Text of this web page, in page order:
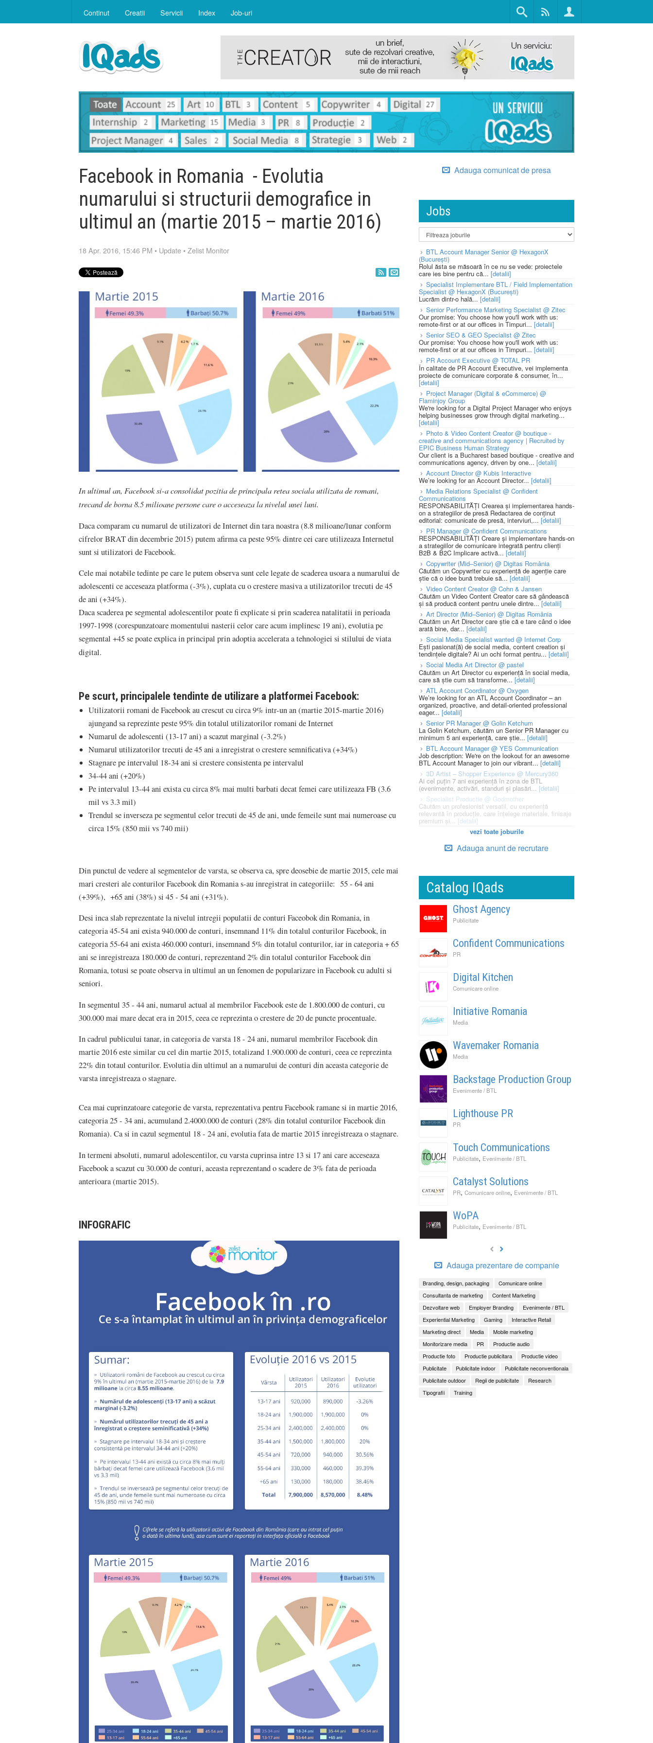
Continut Creatii Servicii Index Job-uri
Facebook in Romania - Evolutia
numarului si structurii demografice in
ultimul an (martie 2015 – martie 2016)
18 Apr. 2016, 15:46 PM • Update •Zelist Monitor
In ultimul an, Facebook si-a consolidat pozitia de principala retea sociala utilizata de romani,
trecand de borna 8.5 milioane persone care o acceseaza la nivelul unei luni.
Daca comparam cu numarul de utilizatori de Internet din tara noastra (8.8 milioane/lunar conform
cifrelor BRAT din decembrie 2015) putem afirma ca peste 95% dintre cei care utilizeaza Internetul
sunt si utilizatori de Facebook.
Cele mai notabile tedinte pe care le putem observa sunt cele legate de scaderea usoara a numarului de
adolescenti ce acceseaza platforma (-3%), cuplata cu o crestere masiva a utilizatorilor trecuti de 45
de ani (+34%).
Daca scaderea pe segmental adolescentilor poate fi explicate si prin scaderea natalitatii in perioada
1997-1998 (corespunzatoare momentului nasterii celor care acum implinesc 19 ani), evolutia pe
segmental +45 se poate explica in principal prin adoptia accelerata a tehnologiei si stilului de viata
digital.
Pe scurt, principalele tendinte de utilizare a platformei Facebook:
Utilizatorii romani de Facebook au crescut cu circa 9% intr-un an (martie 2015-martie 2016)
ajungand sa reprezinte peste 95% din totalul utilizatorilor romani de Internet
Numarul de adolescenti (13-17 ani) a scazut marginal (-3.2%)
Numarul utilizatorilor trecuti de 45 ani a inregistrat o crestere semnificativa (+34%)
Stagnare pe intervalul 18-34 ani si crestere consistenta pe intervalul
34-44 ani (+20%)
Pe intervalul 13-44 ani exista cu circa 8% mai multi barbati decat femei care utilizeaza FB (3.6
mil vs 3.3 mil)
Trendul se inverseza pe segmentul celor trecuti de 45 de ani, unde femeile sunt mai numeroase cu
circa 15% (850 mii vs 740 mii)
Din punctul de vedere al segmentelor de varsta, se observa ca, spre deosebie de martie 2015, cele mai
mari cresteri ale conturilor Facebook din Romania s-au inregistrat in categoriile: 55 - 64 ani
(+39%), +65 ani (38%) si 45 - 54 ani (+31%).
Desi inca slab reprezentate la nivelul intregii populatii de conturi Faceobok din Romania, in
categoria 45-54 ani exista 940.000 de conturi, insemnand 11% din totalul conturilor Facebook, in
categoria 55-64 ani exista 460.000 conturi, insemnand 5% din totalul conturilor, iar in categoria + 65
ani se inregistreaza 180.000 de conturi, reprezentand 2% din totalul conturilor Facebook din
Romania, totusi se poate observa in ultimul an un fenomen de popularizare in Facebook cu adulti si
seniori.
In segmentul 35 - 44 ani, numarul actual al membrilor Facebook este de 1.800.000 de conturi, cu
300.000 mai mare decat era in 2015, ceea ce reprezinta o crestere de 20 de puncte procentuale.
In cadrul publicului tanar, in categoria de varsta 18 - 24 ani, numarul membrilor Facebook din
martie 2016 este similar cu cel din martie 2015, totalizand 1.900.000 de conturi, ceea ce reprezinta
22% din totaul conturilor. Evolutia din ultimul an a numarului de conturi din aceasta categorie de
varsta inregistreaza o stagnare.
Cea mai cuprinzatoare categorie de varsta, reprezentativa pentru Facebook ramane si in martie 2016,
categoria 25 - 34 ani, acumuland 2.4000.000 de conturi (28% din totalul conturilor Facebook din
Romania). Ca si in cazul segmentul 18 - 24 ani, evolutia fata de martie 2015 inregistreaza o stagnare.
In termeni absoluti, numarul adolescentilor, cu varsta cuprinsa intre 13 si 17 ani care acceseaza
Facebook a scazut cu 30.000 de conturi, aceasta reprezentand o scadere de 3% fata de perioada
anterioara (martie 2015).
INFOGRAFIC
Adauga comunicat de presa
Jobs
BTL Account Manager Senior @ HexagonX
(București)
Rolul ăsta se măsoară în ce nu se vede: proiectele
care ies bine pentru că... [detalii]
Specialist Implementare BTL / Field Implementation
Specialist @ HexagonX (București)
Lucrăm dintr-o hală... [detalii]
Senior Performance Marketing Specialist @ Zitec
Our promise: You choose how you'll work with us:
remote-first or at our offices in Timpuri... [detalii]
Senior SEO & GEO Specialist @ Zitec
Our promise: You choose how you'll work with us:
remote-first or at our offices in Timpuri... [detalii]
PR Account Executive @ TOTAL PR
În calitate de PR Account Executive, vei implementa
proiecte de comunicare corporate & consumer, în...
[detalii]
Project Manager (Digital & eCommerce) @
Flaminjoy Group
We're looking for a Digital Project Manager who enjoys
helping businesses grow through digital marketing...
[detalii]
Photo & Video Content Creator @ boutique -
creative and communications agency | Recruited by
EPIC Business Human Strategy
Our client is a Bucharest based boutique - creative and
communications agency, driven by one... [detalii]
Account Director @ Kubis Interactive
We’re looking for an Account Director... [detalii]
Media Relations Specialist @ Confident
Communications
RESPONSABILITĂȚI Crearea și implementarea hands-
on a strategiilor de presă Redactarea de conținut
editorial: comunicate de presă, interviuri,... [detalii]
PR Manager @ Confident Communications
RESPONSABILITĂȚI Creare și implementare hands-on
a strategiilor de comunicare integrată pentru clienți
B2B & B2C Implicare activă... [detalii]
Copywriter (Mid–Senior) @ Digitas România
Căutăm un Copywriter cu experiență de agenție care
știe că o idee bună trebuie să... [detalii]
Video Content Creator @ Cohn & Jansen
Căutăm un Video Content Creator care să gândească
și să producă content pentru unele dintre... [detalii]
Art Director (Mid–Senior) @ Digitas România
Căutăm un Art Director care știe că e tare când o idee
arată bine, dar... [detalii]
Social Media Specialist wanted @ Internet Corp
Ești pasionat(ă) de social media, content creation și
tendințele digitale? Ai un ochi format pentru... [detalii]
Social Media Art Director @ pastel
Căutăm un Art Director cu experiență în social media,
care să știe cum să transforme... [detalii]
ATL Account Coordinator @ Oxygen
We’re looking for an ATL Account Coordinator – an
organized, proactive, and detail-oriented professional
eager... [detalii]
Senior PR Manager @ Golin Ketchum
La Golin Ketchum, căutăm un Senior PR Manager cu
minimum 5 ani experiență, care știe... [detalii]
BTL Account Manager @ YES Communication
Job description: We're on the lookout for an awesome
BTL Account Manager to join our vibrant... [detalii]
3D Artist – Shopper Experience @ Mercury360
Ai cel puțin 7 ani experiență în zona de BTL
(evenimente, activări, standuri și plasări... [detalii]
Specialist Productie @ Godmother
Căutăm un profesionist versatil, cu experiență
relevantă în producție, care înțelege materiale, finisaje
premium și... [detalii]
vezi toate joburile
Adauga anunt de recrutare
Catalog IQads
Ghost Agency
Publicitate
Confident Communications
PR
Digital Kitchen
Comunicare online
Initiative Romania
Media
Wavemaker Romania
Media
Backstage Production Group
Evenimente / BTL
Lighthouse PR
PR
Touch Communications
Publicitate, Evenimente / BTL
Catalyst Solutions
PR, Comunicare online, Evenimente / BTL
WoPA
Publicitate, Evenimente / BTL
Adauga prezentare de companie
Branding, design, packaging
Comunicare online
Consultanta de marketing
Content Marketing
Dezvoltare web
Employer Branding
Evenimente / BTL
Experiential Marketing
Gaming
Interactive Retail
Marketing direct
Media
Mobile marketing
Monitorizare media
PR
Productie audio
Productie foto
Productie publicitara
Productie video
Publicitate
Publicitate indoor
Publicitate neconventionala
Publicitate outdoor
Regii de publicitate
Research
Tipografii
Training